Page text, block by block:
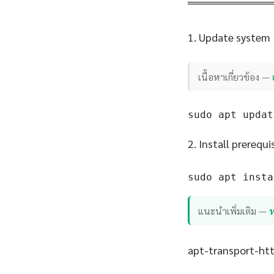
1. Update system
เนื้อหาเกี่ยวข้อง —
sudo apt
2. Install
sudo apt
แนะนำเพิ่มเติม —
apt-transport-